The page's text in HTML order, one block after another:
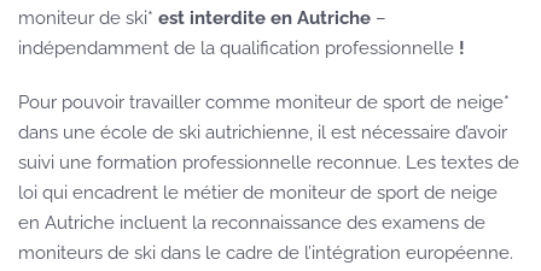
moniteur de ski* est interdite en Autriche –
indépendamment de la qualification professionnelle !
Pour pouvoir travailler comme moniteur de sport de neige*
dans une école de ski autrichienne, il est nécessaire d’avoir
suivi une formation professionnelle reconnue. Les textes de
loi qui encadrent le métier de moniteur de sport de neige
en Autriche incluent la reconnaissance des examens de
moniteurs de ski dans le cadre de l’intégration européenne.